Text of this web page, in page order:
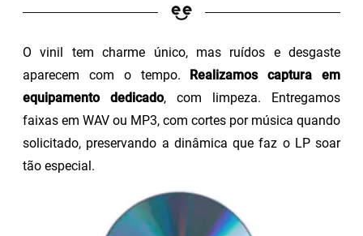
O vinil tem charme único, mas ruídos e desgaste
aparecem com o tempo.
Realizamos captura em
equipamento dedicado, com limpeza. Entregamos
faixas em WAV ou MP3, com cortes por música quando
solicitado, preservando a dinâmica que faz o LP soar
tão especial.